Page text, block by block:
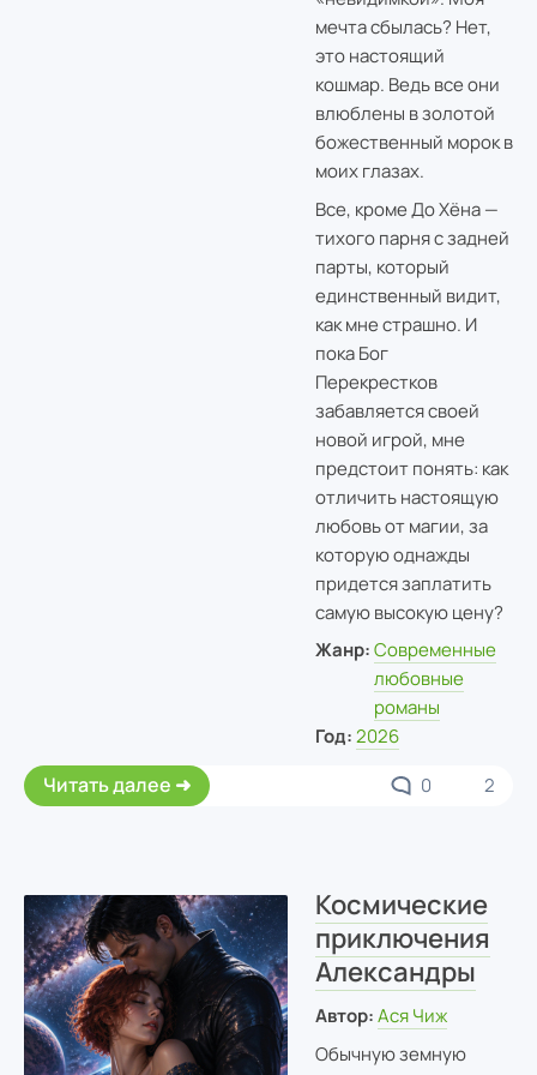
мечта сбылась? Нет,
это настоящий
кошмар. Ведь все они
влюблены в золотой
божественный морок в
моих глазах.
Все, кроме До Хёна —
тихого парня с задней
парты, который
единственный видит,
как мне страшно. И
пока Бог
Перекрестков
забавляется своей
новой игрой, мне
предстоит понять: как
отличить настоящую
любовь от магии, за
которую однажды
придется заплатить
самую высокую цену?
Жанр: Современные
любовные
романы
Год: 2026
Читать далее 0 2
Космические
приключения
Александры
Автор: Ася Чиж
Обычную земную